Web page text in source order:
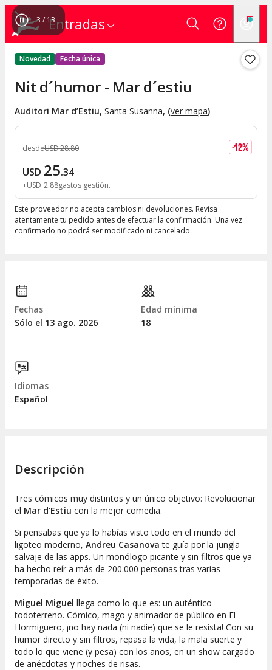
Entradas
3 / 13
Novedad Fecha única
Nit d´humor - Mar d´estiu
Auditori Mar d’Estiu, Santa Susanna, (ver mapa)
desdeUSD28.80 -12%
USD 25.34
+USD 2.88gastos gestión
Este proveedor no acepta cambios ni devoluciones. Revisa
atentamente tu pedido antes de efectuar la confirmación. Una vez
confirmado no podrá ser modificado ni cancelado.
Fechas
Sólo el 13 ago. 2026
Edad mínima
18
Idiomas
Español
Descripción
Tres cómicos muy distintos y un único objetivo: Revolucionar
el Mar d’Estiu con la mejor comedia.
Si pensabas que ya lo habías visto todo en el mundo del
ligoteo moderno, Andreu Casanova te guía por la jungla
salvaje de las apps. Un monólogo picante y sin filtros que ya
ha hecho reír a más de 200.000 personas tras varias
temporadas de éxito.
Miguel Miguel llega como lo que es: un auténtico
todoterreno. Cómico, mago y animador de público en El
Hormiguero, ¡no hay nada (ni nadie) que se le resista! Con su
humor directo y sin filtros, repasa la vida, la mala suerte y
todo lo que viene (y pesa) con los años, en un show cargado
de anécdotas y noches de risas.